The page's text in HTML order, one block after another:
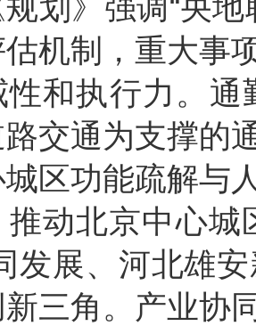
规划》强调“央
机制，重大事
性和执行力。
交通为支撑的
区功能疏解与
动北京中心城
发展、河北雄
三角。产业协